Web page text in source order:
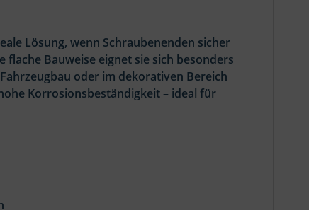
Lösung, wenn Schraubenenden sicher
Bauweise eignet sie sich besonders
oder im dekorativen Bereich
Korrosionsbeständigkeit – ideal für